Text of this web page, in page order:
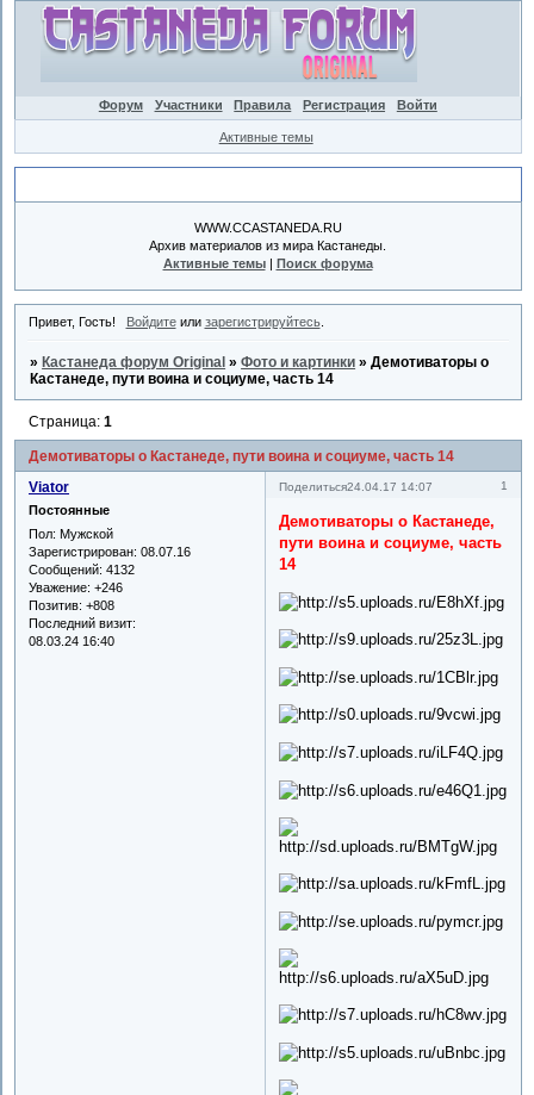
Форум Участники Правила Регистрация Войти
Активные темы
WWW.CCASTANEDA.RU
Архив материалов из мира Кастанеды.
Активные темы| Поиск форума
Привет, Гость! Войдитеили зарегистрируйтесь.
» Кастанеда форум Original »Фото и картинки »Демотиваторы о
Кастанеде, пути воина и социуме, часть 14
Демотиваторы о Кастанеде, пути воина и социуме, часть 14
Страница:1
Поделиться 1
24.04.17 14:07
Viator
Постоянные
Пол: Мужской
Зарегистрирован: 08.07.16
Сообщений: 4132
Уважение: +246
Позитив: +808
Последний визит:
08.03.24 16:40
Демотиваторы о Кастанеде,
пути воина и социуме, часть
14